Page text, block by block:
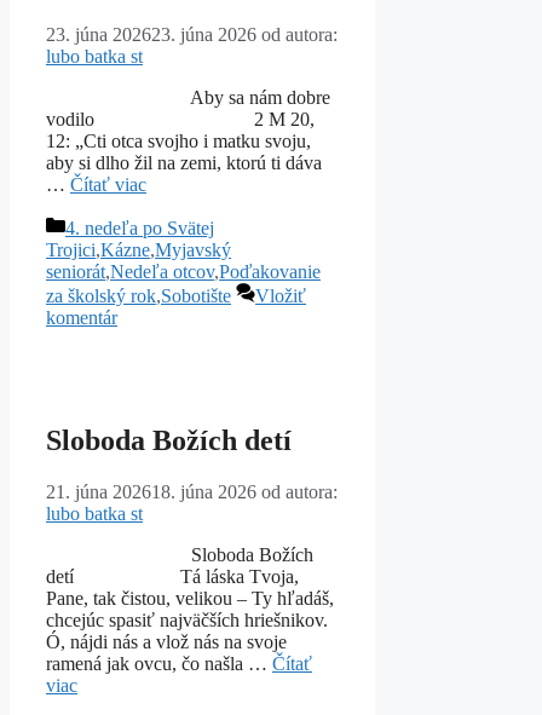
23. júna 202623. júna 2026 od autora:
lubo batka st
Aby sa nám dobre
vodilo 2 M 20,
12: „Cti otca svojho i matku svoju,
aby si dlho žil na zemi, ktorú ti dáva
… Čítať viac
Kategórie
4. nedeľa po Svätej
Trojici,Kázne,Myjavský
seniorát,Nedeľa otcov,Poďakovanie
za školský rok,Sobotište
Vložiť
komentár
Sloboda Božích detí
21. júna 202618. júna 2026 od autora:
lubo batka st
Sloboda Božích
detí Tá láska Tvoja,
Pane, tak čistou, velikou – Ty hľadáš,
chcejúc spasiť najväčších hriešnikov.
Ó, nájdi nás a vlož nás na svoje
ramená jak ovcu, čo našla … Čítať
viac